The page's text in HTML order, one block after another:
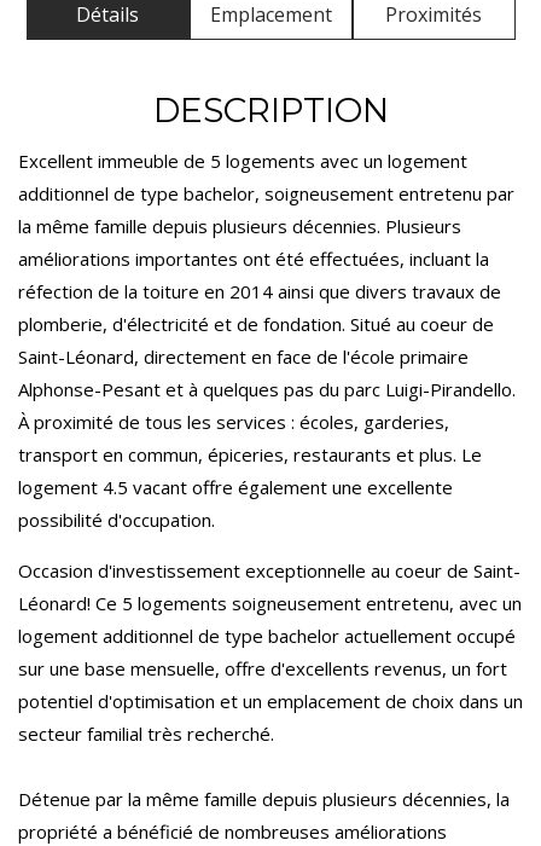
Détails Emplacement Proximités
DESCRIPTION
Excellent immeuble de 5 logements avec un logement
additionnel de type bachelor, soigneusement entretenu par
la même famille depuis plusieurs décennies. Plusieurs
améliorations importantes ont été effectuées, incluant la
réfection de la toiture en 2014 ainsi que divers travaux de
plomberie, d'électricité et de fondation. Situé au coeur de
Saint-Léonard, directement en face de l'école primaire
Alphonse-Pesant et à quelques pas du parc Luigi-Pirandello.
À proximité de tous les services : écoles, garderies,
transport en commun, épiceries, restaurants et plus. Le
logement 4.5 vacant offre également une excellente
possibilité d'occupation.
Occasion d'investissement exceptionnelle au coeur de Saint-
Léonard! Ce 5 logements soigneusement entretenu, avec un
logement additionnel de type bachelor actuellement occupé
sur une base mensuelle, offre d'excellents revenus, un fort
potentiel d'optimisation et un emplacement de choix dans un
secteur familial très recherché.
Détenue par la même famille depuis plusieurs décennies, la
propriété a bénéficié de nombreuses améliorations